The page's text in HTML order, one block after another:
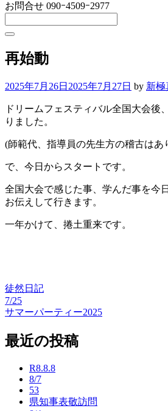
お問合せ 090ｰ4509ｰ2977
再始動
2025年7月26日 2025年7月27日 by 新極
ドリームフェスティバル全国大会後
りました。
(師範代、指導員の先生方の稽古はあ
で、今日からスタートです。
全国大会で感じた事、学んだ事を今
お伝えして行きます。
一年かけて、捲土重来です。
徒然日記
投
ナ
7/25
サマーパーティー2025
最近の投稿
R8.8.8
8/7
53
県知事表敬訪問